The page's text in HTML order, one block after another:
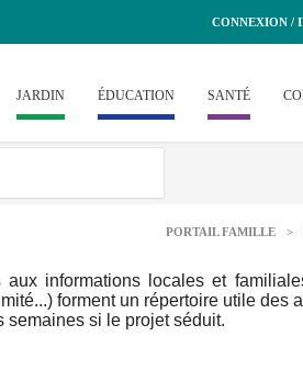
CONNEXION /
JARDIN ÉDUCATION SANTÉ
PORTAIL FAMILLE >
informations locales et
forment un répertoire utile des
si le projet séduit.